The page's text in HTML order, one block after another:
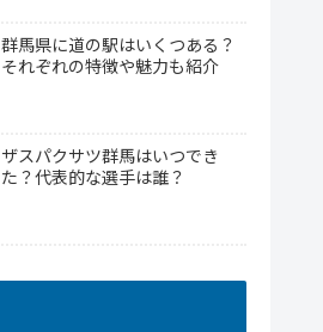
群馬県に道の駅はいくつある？
それぞれの特徴や魅力も紹介
ザスパクサツ群馬はいつでき
た？代表的な選手は誰？